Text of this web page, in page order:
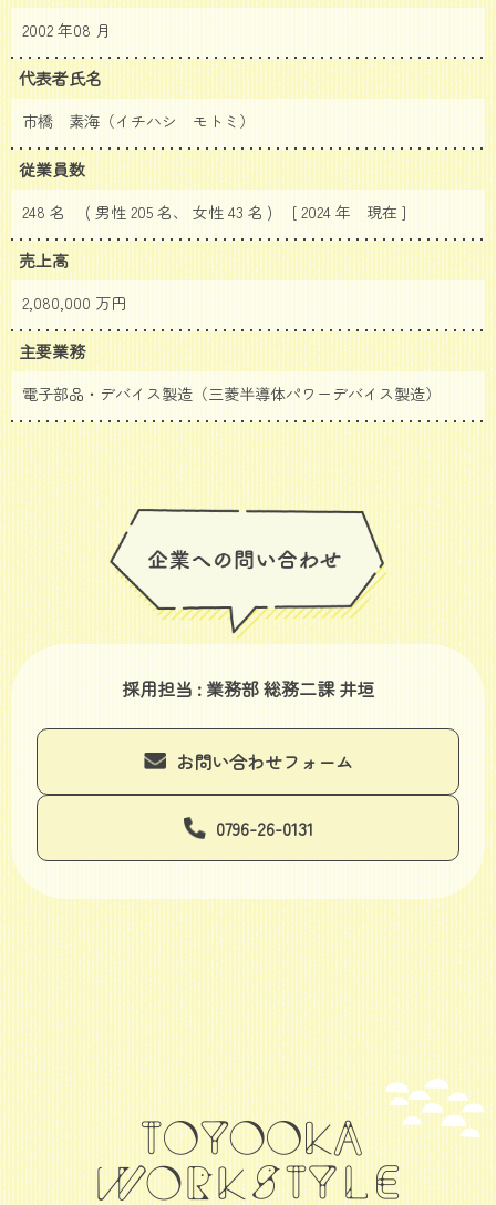
2002 年08 月
代表者氏名
市橋 素海（イチハシ モトミ）
従業員数
248 名 ( 男性 205 名、 女性 43 名 ) [ 2024 年 現在 ]
売上高
2,080,000 万円
主要業務
電子部品・デバイス製造（三菱半導体パワーデバイス製造）
採用担当 : 業務部 総務二課 井垣
お問い合わせフォーム
0796-26-0131